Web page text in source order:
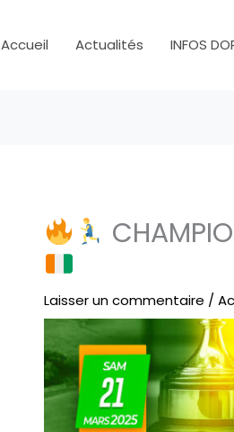
Accueil Actualités INFOS
Laisser un commentaire /